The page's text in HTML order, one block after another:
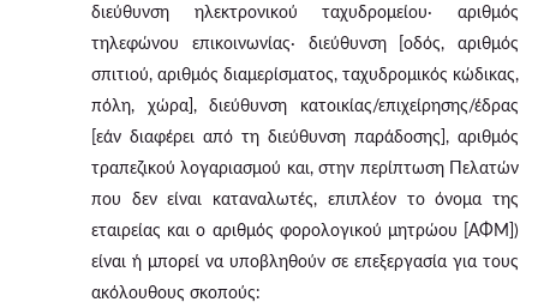
διεύθυνση ηλεκτρονικού ταχυδρομείου· αριθμός
τηλεφώνου επικοινωνίας· διεύθυνση [οδός, αριθμός
σπιτιού, αριθμός διαμερίσματος, ταχυδρομικός κώδικας,
πόλη, χώρα], διεύθυνση κατοικίας/επιχείρησης/έδρας
[εάν διαφέρει από τη διεύθυνση παράδοσης], αριθμός
τραπεζικού λογαριασμού και, στην περίπτωση Πελατών
που δεν είναι καταναλωτές, επιπλέον το όνομα της
εταιρείας και ο αριθμός φορολογικού μητρώου [ΑΦΜ])
είναι ή μπορεί να υποβληθούν σε επεξεργασία για τους
ακόλουθους σκοπούς: